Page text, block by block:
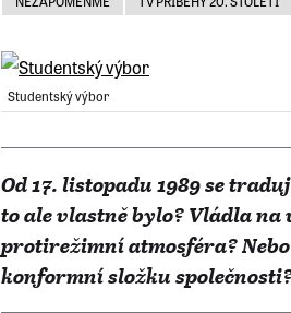
Studentský výbor
Od 17. listopadu 1989 se
to ale vlastně bylo? Vládla
protirežimní atmosféra?
konformní složku